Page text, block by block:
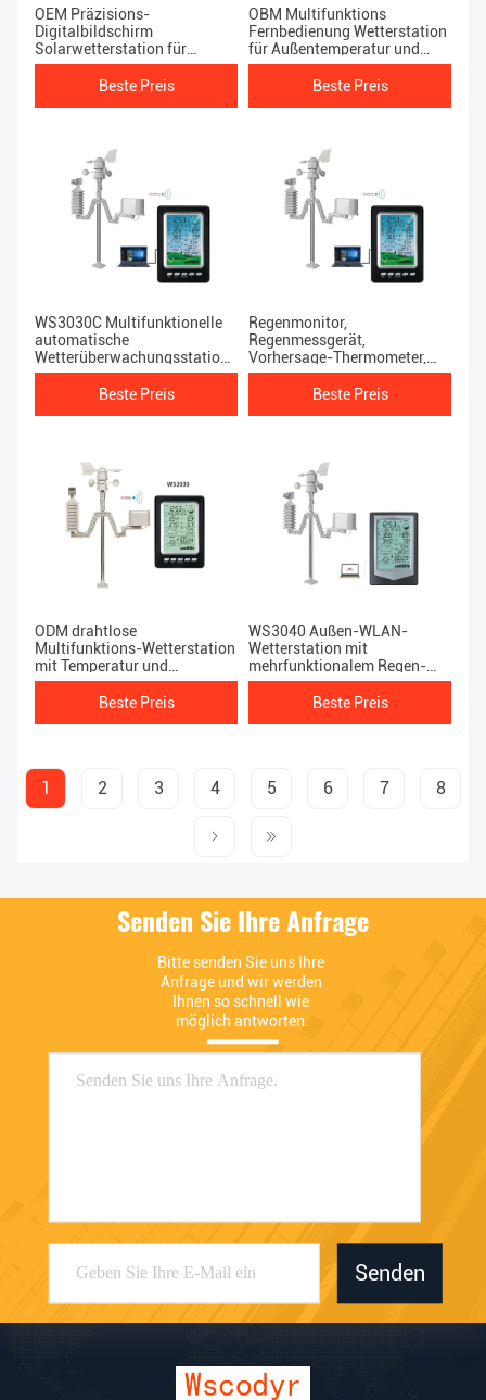
OEM Präzisions-
Digitalbildschirm
Solarwetterstation für
genaue Luftfeuchtigkeit und
TemperaturBeste Preis
OBM Multifunktions
Fernbedienung Wetterstation
für Außentemperatur und
Luftfeuchtigkeit
Beste Preis
WS3030C Multifunktionelle
automatische
Wetterüberwachungsstation
mit Windgeschwindigkeit von
Beste Preis
Regenmonitor,
Regenmessgerät,
Vorhersage-Thermometer,
professioneller Wifi-
Datenlogger im Freien
Beste Preis
ODM drahtlose
Multifunktions-Wetterstation
mit Temperatur und
Luftfeuchtigkeit
Beste Preis
WS3040 Außen-WLAN-
Wetterstation mit
mehrfunktionalem Regen-
und Feuchtigkeitsmessgerät
Beste Preis
1 2 3 4 5 6 7 8
Senden Sie Ihre Anfrage
Bitte senden Sie uns Ihre
Anfrage und wir werden
Ihnen so schnell wie
möglich antworten.
Senden